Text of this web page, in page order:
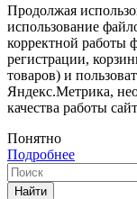
Продолжая
использование
корректной работы
регистрации,
товаров) и
Яндекс.Метрика,
качества работы
Понятно
Подробнее
Найти